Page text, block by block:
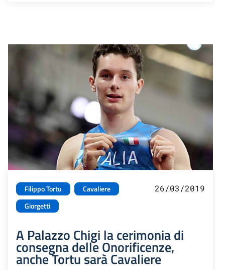
Filippo Tortu
Cavaliere
Giorgetti
26/03/2019
A Palazzo Chigi la cerimonia di
consegna delle Onorificenze,
anche Tortu sarà Cavaliere